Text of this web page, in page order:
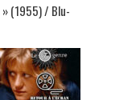
(1955) / Blu-